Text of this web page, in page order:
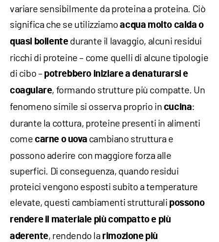
variare sensibilmente da proteina a proteina. Ciò
significa che se utilizziamoacqua molto calda o
quasi bollentedurante il lavaggio, alcuni residui
ricchi di proteine – come quelli di alcune tipologie
di cibo – potrebbero iniziare a denaturarsi e
coagulare, formando strutture più compatte. Un
fenomeno simile si osserva proprio in cucina:
durante la cottura, proteine presenti in alimenti
come carne o uova cambiano struttura e
possono aderire con maggiore forza alle
superfici. Di conseguenza, quando residui
proteici vengono esposti subito a temperature
elevate, questi cambiamenti strutturali possono
rendere il materiale più compatto e più
aderente, rendendo la rimozione più